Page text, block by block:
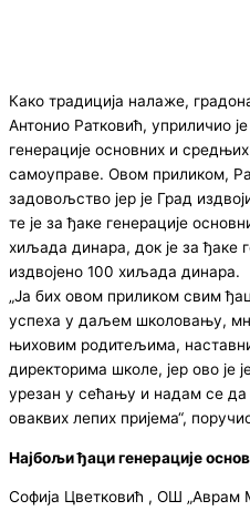
Како традиција налаже,
Антонио Ратковић, уприличио
генерације основних и
самоуправе. Овом приликом,
задовољство јер је Град
те је за ђаке генерације
хиљада динара, док је за ђаке
издвојено 100 хиљада динара.
„Ја бих овом приликом свим
успеха у даљем школовању,
њиховим родитељима,
директорима школе, јер ово је
урезан у сећању и надам се да
оваквих лепих пријема“,
Најбољи ђаци генерације
Софија Цветковић , ОШ „Аврам